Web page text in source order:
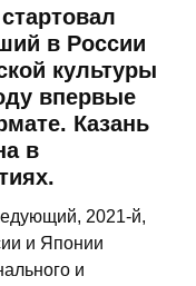
в России
культуры
впервые
Казань
в
2021-й,
и Японии
и